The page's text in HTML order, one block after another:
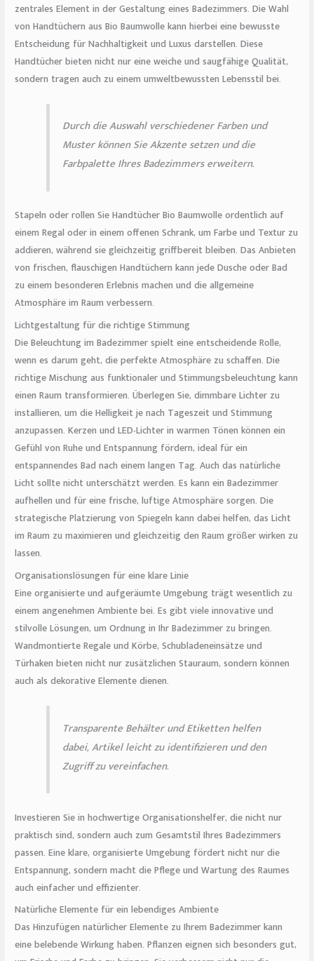
zentrales Element in der Gestaltung eines Badezimmers. Die Wahl
von Handtüchern aus Bio Baumwolle kann hierbei eine bewusste
Entscheidung für Nachhaltigkeit und Luxus darstellen. Diese
Handtücher bieten nicht nur eine weiche und saugfähige Qualität,
sondern tragen auch zu einem umweltbewussten Lebensstil bei.
Durch die Auswahl verschiedener Farben und
Muster können Sie Akzente setzen und die
Farbpalette Ihres Badezimmers erweitern.
Stapeln oder rollen Sie Handtücher Bio Baumwolle ordentlich auf
einem Regal oder in einem offenen Schrank, um Farbe und Textur zu
addieren, während sie gleichzeitig griffbereit bleiben. Das Anbieten
von frischen, flauschigen Handtüchern kann jede Dusche oder Bad
zu einem besonderen Erlebnis machen und die allgemeine
Atmosphäre im Raum verbessern.
Lichtgestaltung für die richtige Stimmung
Die Beleuchtung im Badezimmer spielt eine entscheidende Rolle,
wenn es darum geht, die perfekte Atmosphäre zu schaffen. Die
richtige Mischung aus funktionaler und Stimmungsbeleuchtung kann
einen Raum transformieren. Überlegen Sie, dimmbare Lichter zu
installieren, um die Helligkeit je nach Tageszeit und Stimmung
anzupassen. Kerzen und LED-Lichter in warmen Tönen können ein
Gefühl von Ruhe und Entspannung fördern, ideal für ein
entspannendes Bad nach einem langen Tag. Auch das natürliche
Licht sollte nicht unterschätzt werden. Es kann ein Badezimmer
aufhellen und für eine frische, luftige Atmosphäre sorgen. Die
strategische Platzierung von Spiegeln kann dabei helfen, das Licht
im Raum zu maximieren und gleichzeitig den Raum größer wirken zu
lassen.
Organisationslösungen für eine klare Linie
Eine organisierte und aufgeräumte Umgebung trägt wesentlich zu
einem angenehmen Ambiente bei. Es gibt viele innovative und
stilvolle Lösungen, um Ordnung in Ihr Badezimmer zu bringen.
Wandmontierte Regale und Körbe, Schubladeneinsätze und
Türhaken bieten nicht nur zusätzlichen Stauraum, sondern können
auch als dekorative Elemente dienen.
Transparente Behälter und Etiketten helfen
dabei, Artikel leicht zu identifizieren und den
Zugriff zu vereinfachen.
Investieren Sie in hochwertige Organisationshelfer, die nicht nur
praktisch sind, sondern auch zum Gesamtstil Ihres Badezimmers
passen. Eine klare, organisierte Umgebung fördert nicht nur die
Entspannung, sondern macht die Pflege und Wartung des Raumes
auch einfacher und effizienter.
Natürliche Elemente für ein lebendiges Ambiente
Das Hinzufügen natürlicher Elemente zu Ihrem Badezimmer kann
eine belebende Wirkung haben. Pflanzen eignen sich besonders gut,